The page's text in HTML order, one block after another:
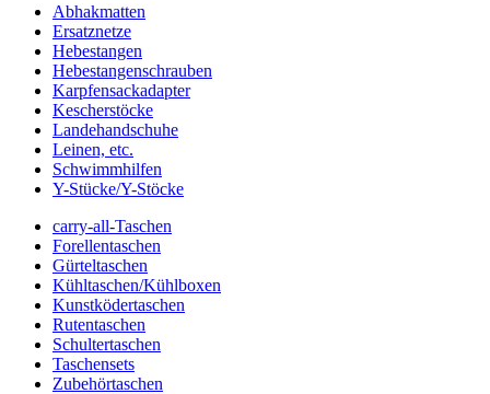
Abhakmatten
Ersatznetze
Hebestangen
Hebestangenschrauben
Karpfensackadapter
Kescherstöcke
Landehandschuhe
Leinen, etc.
Schwimmhilfen
Y-Stücke/Y-Stöcke
carry-all-Taschen
Forellentaschen
Gürteltaschen
Kühltaschen/Kühlboxen
Kunstködertaschen
Rutentaschen
Schultertaschen
Taschensets
Zubehörtaschen